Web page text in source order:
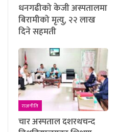
धनगढीको केजी अस्पतालमा
बिरामीको मृत्यु, २२ लाख
दिने सहमती
राजनीति
चार अस्पताल दशरथचन्द